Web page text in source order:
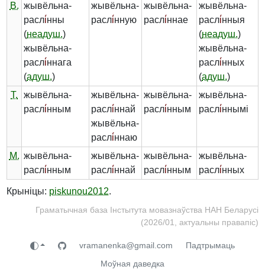
В. жывёльна-
раслі́нны
(неадуш.)
жывёльна-
раслі́ннага
(адуш.)
жывёльна-
раслі́нную
жывёльна-
раслі́ннае
жывёльна-
раслі́нныя
(неадуш.)
жывёльна-
раслі́нных
(адуш.)
Т.
жывёльна-
раслі́нным
жывёльна-
раслі́ннай
жывёльна-
раслі́ннаю
жывёльна-
раслі́нным
жывёльна-
раслі́ннымі
М. жывёльна-
раслі́нным
жывёльна-
раслі́ннай
жывёльна-
раслі́нным
жывёльна-
раслі́нных
Крыніцы: piskunou2012.
Граматычная база Інстытута мовазнаўства НАН Беларусі
(2026/01, актуальны правапіс)
vramanenka@gmail.com
Падтрымаць
Моўная даведка